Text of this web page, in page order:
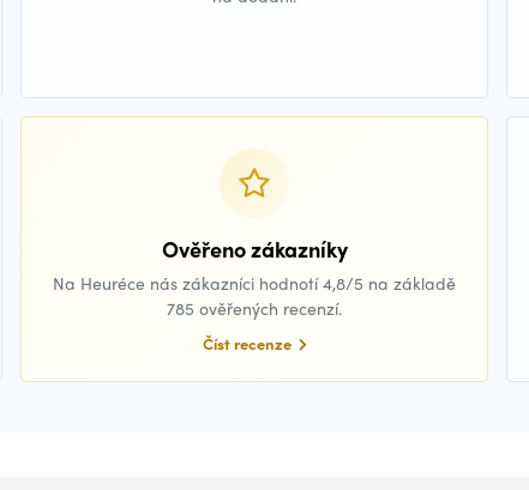
Ověřeno zákazníky
Na Heuréce nás zákazníci hodnotí 4,8/5 na základě
785 ověřených recenzí.
Číst recenze